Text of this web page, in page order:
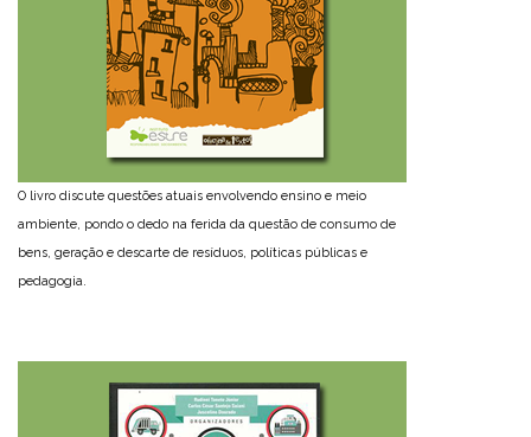
O livro discute questões atuais envolvendo ensino e meio
ambiente, pondo o dedo na ferida da questão de consumo de
bens, geração e descarte de resíduos, políticas públicas e
pedagogia.